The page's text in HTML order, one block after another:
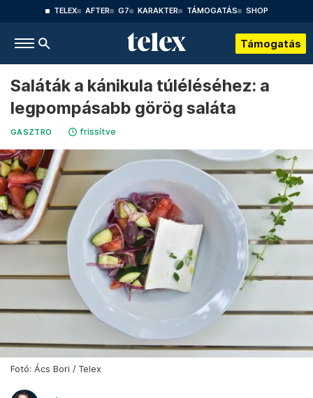
TELEX AFTER G7 KARAKTER TÁMOGATÁS SHOP
Támogatás
Saláták a kánikula túléléséhez: a
legpompásabb görög saláta
GASZTRO frissítve
Fotó: Ács Bori / Telex